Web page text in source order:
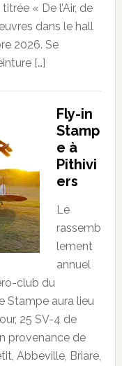
« De l’Air, de
dans le hall
2026. Se
[…]
Fly-in
Stamp
e à
Pithivi
ers
Le
rassemb
lement
annuel
club du
Stampe aura lieu
25 SV-4 de
provenance de
Abbeville, Briare,